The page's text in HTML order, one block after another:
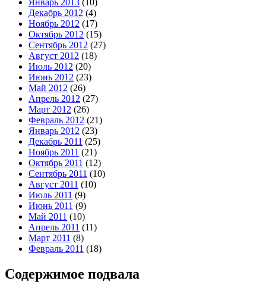
Декабрь 2012 (4)
Ноябрь 2012 (17)
Октябрь 2012 (15)
Сентябрь 2012 (27)
Август 2012 (18)
Июль 2012 (20)
Июнь 2012 (23)
Май 2012 (26)
Апрель 2012 (27)
Март 2012 (26)
Февраль 2012 (21)
Январь 2012 (23)
Декабрь 2011 (25)
Ноябрь 2011 (21)
Октябрь 2011 (12)
Сентябрь 2011 (10)
Август 2011 (10)
Июль 2011 (9)
Июнь 2011 (9)
Май 2011 (10)
Апрель 2011 (11)
Март 2011 (8)
Февраль 2011 (18)
Содержимое подвала